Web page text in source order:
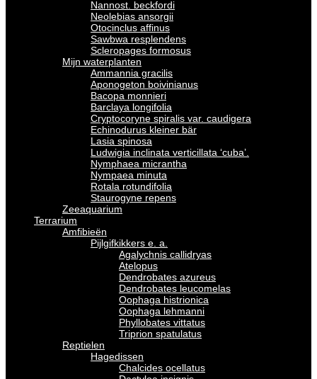
Nannost. beckfordi
Neolebias ansorgii
Otocinclus affinus
Sawbwa resplendens
Scleropages formosus
Mijn waterplanten
Ammannia gracilis
Aponogeton boivinianus
Bacopa monnieri
Barclaya longifolia
Cryptocoryne spiralis var. caudigera
Echinodurus kleiner bär
Lasia spinosa
Ludwigia inclinata verticillata ‘cuba’.
Nymphaea micrantha
Nympaea minuta
Rotala rotundifolia
Staurogyne repens
Zeeaquarium
Terrarium
Amfibieën
Pijlgifkikkers e. a.
Agalychnis callidryas
Atelopus
Dendrobates azureus
Dendrobates leucomelas
Oophaga histrionica
Oophaga lehmanni
Phyllobates vittatus
Triprion spatulatus
Reptielen
Hagedissen
Chalcides ocellatus